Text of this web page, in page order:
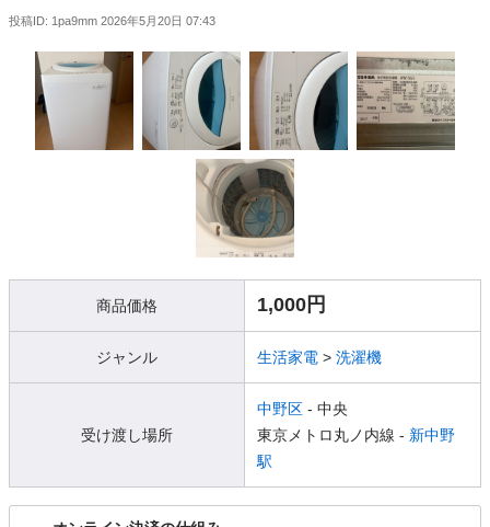
投稿ID: 1pa9mm 2026年5月20日 07:43
商品価格 1,000円
ジャンル 生活家電 > 洗濯機
受け渡し場所
中野区 - 中央
東京メトロ丸ノ内線 - 新中野
駅